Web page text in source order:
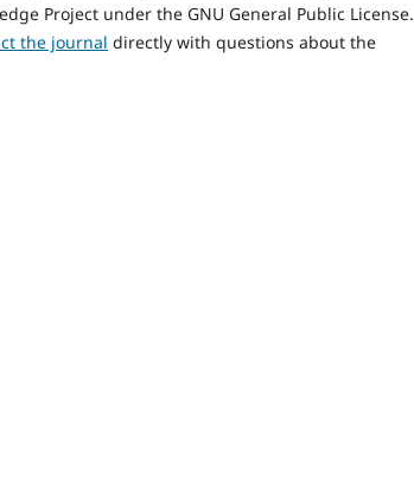
Project under the GNU General Public License.
the journal directly with questions about the